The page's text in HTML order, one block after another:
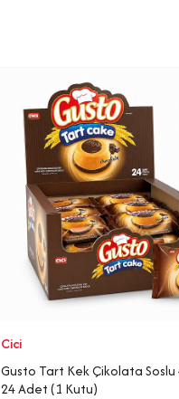
Cici
Gusto Tart Kek Çikolata Soslu
24 Adet (1 Kutu)